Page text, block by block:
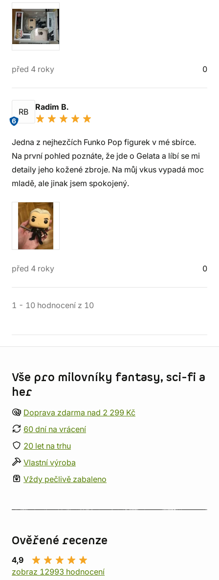
před 4 roky 0
RB
6
Radim B.
Jedna z nejhezčích Funko Pop figurek v mé sbírce.
Na první pohled poznáte, že jde o Gelata a líbí se mi
detaily jeho kožené zbroje. Na můj vkus vypadá moc
mladě, ale jinak jsem spokojený.
před 4 roky 0
1 - 10 hodnocení z 10
Vše pro milovníky fantasy, sci-fi a
her
Doprava zdarma nad 2 299 Kč
60 dní na vrácení
20 let na trhu
Vlastní výroba
Vždy pečlivě zabaleno
Ověřené recenze
4,9
zobraz 12993 hodnocení